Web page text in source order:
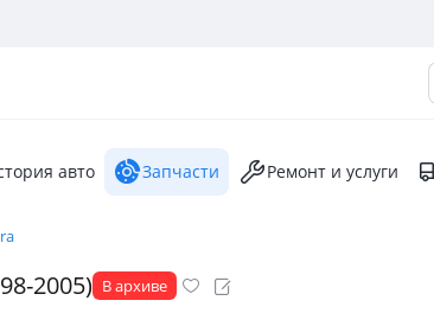
авто Запчасти Ремонт и услуги
2005) В архиве